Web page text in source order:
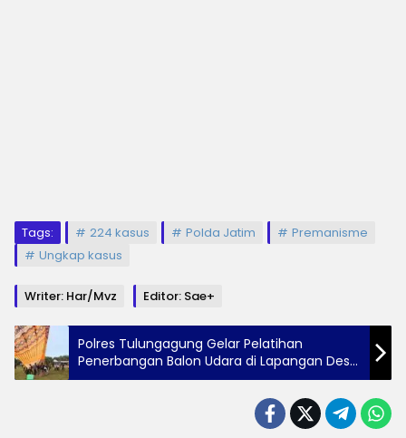
Tags: 224 kasus Polda Jatim
Premanisme
Ungkap kasus
Writer: Har/Mvz Editor: Sae+
Polres Tulungagung Gelar Pelatihan
Penerbangan Balon Udara di Lapangan Desa
Notorejo